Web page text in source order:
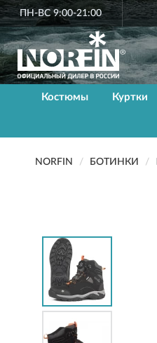
ПН-ВС 9:00-21:00
Костюмы Куртки
NORFIN БОТИНКИ